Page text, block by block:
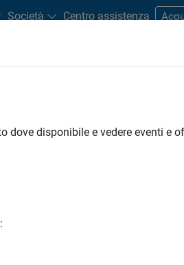
Società Centro assistenza
for Simulink
disponibile e vedere eventi e